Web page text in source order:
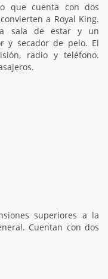
que cuenta con dos
a Royal King.
sala de estar y un
y secador de pelo. El
radio y teléfono.
superiores a la
Cuentan con dos